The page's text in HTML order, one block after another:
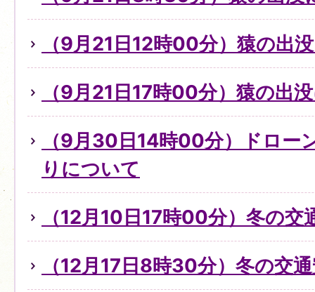
（9月21日12時00分）猿の出
（9月21日17時00分）猿の出
（9月30日14時00分）ドロー
りについて
（12月10日17時00分）冬の
（12月17日8時30分）冬の交